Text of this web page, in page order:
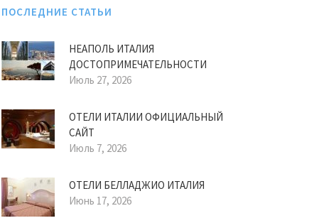
ПОСЛЕДНИЕ СТАТЬИ
НЕАПОЛЬ ИТАЛИЯ
ДОСТОПРИМЕЧАТЕЛЬНОСТИ
Июль 27, 2026
ОТЕЛИ ИТАЛИИ ОФИЦИАЛЬНЫЙ
САЙТ
Июль 7, 2026
ОТЕЛИ БЕЛЛАДЖИО ИТАЛИЯ
Июнь 17, 2026